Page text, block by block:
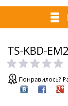
TS-KBD-
Понравилось?